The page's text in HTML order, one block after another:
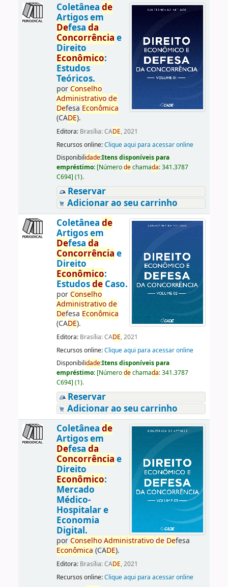
Coletânea de
Artigos em
Defesa da
Concorrência e
Direito
Econômico:
Estudos
Teóricos.
porConselho
Administrativo de
Defesa Econômica
(CADE).
Editora: Brasília: CADE, 2021
Recursos online:Clique aqui para acessar online
Disponibilidade:Itens disponíveis para
empréstimo: [Númerodechamada:341.3787
C694] (1).
Reservar
Adicionar ao seu carrinho
Coletânea de
Artigos em
Defesa da
Concorrência e
Direito
Econômico:
EstudosdeCaso.
porConselho
Administrativo de
Defesa Econômica
(CADE).
Editora: Brasília: CADE, 2021
Recursos online:Clique aqui para acessar online
Disponibilidade:Itens disponíveis para
empréstimo: [Númerodechamada:341.3787
C694] (1).
Reservar
Adicionar ao seu carrinho
Coletânea de
Artigos em
Defesa da
Concorrência e
Direito
Econômico:
Mercado
Médico-
Hospitalar e
Economia
Digital.
porConselho Administrativo de Defesa
Econômica (CADE).
Editora: Brasília: CADE, 2021
Recursos online:Clique aqui para acessar online